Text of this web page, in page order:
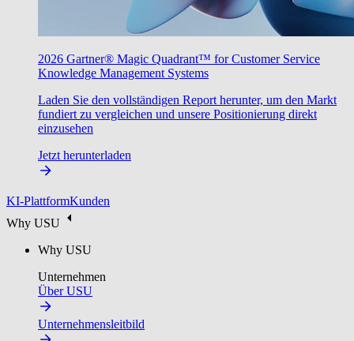
2026 Gartner® Magic Quadrant™ for Customer Service
Knowledge Management Systems
Laden Sie den vollständigen Report herunter, um den Markt
fundiert zu vergleichen und unsere Positionierung direkt
einzusehen
Jetzt herunterladen
KI-PlattformKunden
Why USU
Why USU
Unternehmen
Über USU
Unternehmensleitbild